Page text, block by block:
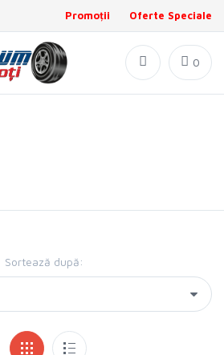
Promoții Oferte Speciale
0
Sortează după: